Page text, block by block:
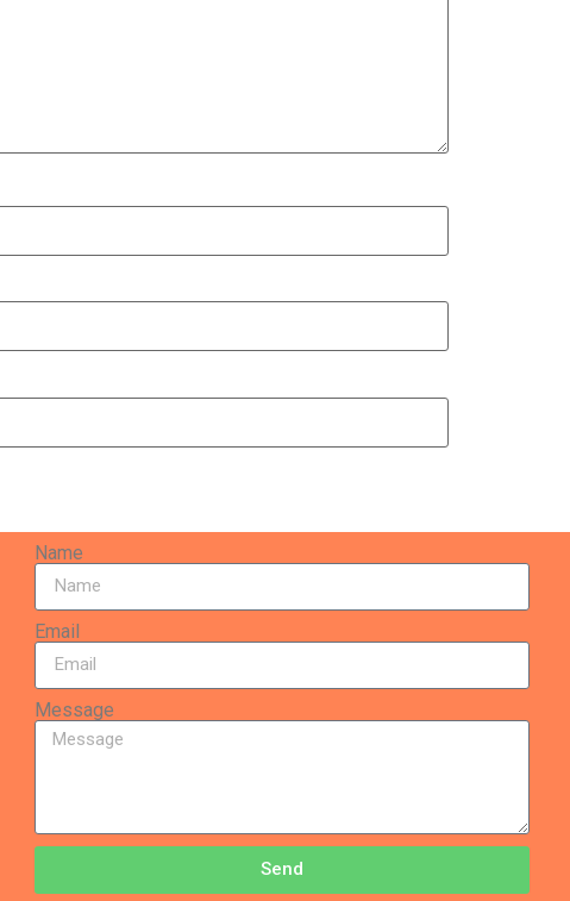
Name
Email
Message
Send